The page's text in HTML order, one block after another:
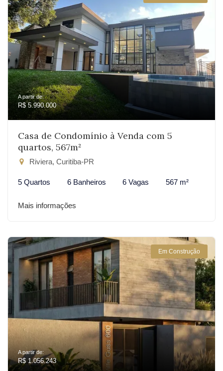
A partir de:
R$ 5.990.000
Casa de Condomínio à Venda com 5
quartos, 567m²
Riviera, Curitiba-PR
5 Quartos 6 Banheiros 6 Vagas 567 m²
Mais informações
Em Construção
A partir de:
R$ 1.056.243